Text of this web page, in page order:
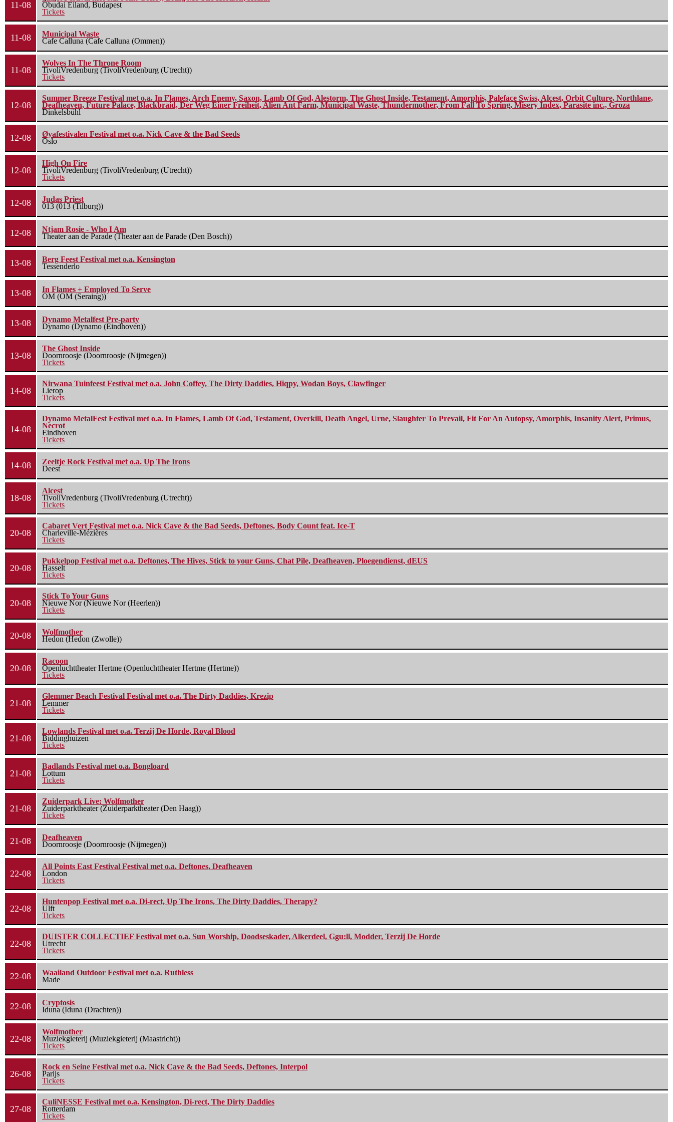
11-08
Óbudai Eiland, Budapest
Tickets
11-08
Municipal Waste
Cafe Calluna (Cafe Calluna (Ommen))
11-08
Wolves In The Throne Room
TivoliVredenburg (TivoliVredenburg (Utrecht))
Tickets
12-08
Summer Breeze Festival met o.a. In Flames, Arch Enemy, Saxon, Lamb Of God, Alestorm, The Ghost Inside, Testament, Amorphis, Paleface Swiss, Alcest, Orbit Culture, Northlane,
Deafheaven, Future Palace, Blackbraid, Der Weg Einer Freiheit, Alien Ant Farm, Municipal Waste, Thundermother, From Fall To Spring, Misery Index, Parasite inc., Groza
Dinkelsbühl
12-08
Øyafestivalen Festival met o.a. Nick Cave & the Bad Seeds
Oslo
12-08
High On Fire
TivoliVredenburg (TivoliVredenburg (Utrecht))
Tickets
12-08
Judas Priest
013 (013 (Tilburg))
12-08
Ntjam Rosie - Who I Am
Theater aan de Parade (Theater aan de Parade (Den Bosch))
13-08
Berg Feest Festival met o.a. Kensington
Tessenderlo
13-08
In Flames + Employed To Serve
OM (OM (Seraing))
13-08
Dynamo Metalfest Pre-party
Dynamo (Dynamo (Eindhoven))
13-08
The Ghost Inside
Doornroosje (Doornroosje (Nijmegen))
Tickets
14-08
Nirwana Tuinfeest Festival met o.a. John Coffey, The Dirty Daddies, Hiqpy, Wodan Boys, Clawfinger
Lierop
Tickets
14-08
Dynamo MetalFest Festival met o.a. In Flames, Lamb Of God, Testament, Overkill, Death Angel, Urne, Slaughter To Prevail, Fit For An Autopsy, Amorphis, Insanity Alert, Primus,
Necrot
Eindhoven
Tickets
14-08
Zeeltje Rock Festival met o.a. Up The Irons
Deest
18-08
Alcest
TivoliVredenburg (TivoliVredenburg (Utrecht))
Tickets
20-08
Cabaret Vert Festival met o.a. Nick Cave & the Bad Seeds, Deftones, Body Count feat. Ice-T
Charleville-Mézières
Tickets
20-08
Pukkelpop Festival met o.a. Deftones, The Hives, Stick to your Guns, Chat Pile, Deafheaven, Ploegendienst, dEUS
Hasselt
Tickets
20-08
Stick To Your Guns
Nieuwe Nor (Nieuwe Nor (Heerlen))
Tickets
20-08
Wolfmother
Hedon (Hedon (Zwolle))
20-08
Racoon
Openluchttheater Hertme (Openluchttheater Hertme (Hertme))
Tickets
21-08
Glemmer Beach Festival Festival met o.a. The Dirty Daddies, Krezip
Lemmer
Tickets
21-08
Lowlands Festival met o.a. Terzij De Horde, Royal Blood
Biddinghuizen
Tickets
21-08
Badlands Festival met o.a. Bongloard
Lottum
Tickets
21-08
Zuiderpark Live: Wolfmother
Zuiderparktheater (Zuiderparktheater (Den Haag))
Tickets
21-08
Deafheaven
Doornroosje (Doornroosje (Nijmegen))
22-08
All Points East Festival Festival met o.a. Deftones, Deafheaven
London
Tickets
22-08
Huntenpop Festival met o.a. Di-rect, Up The Irons, The Dirty Daddies, Therapy?
Ulft
Tickets
22-08
DUISTER COLLECTIEF Festival met o.a. Sun Worship, Doodseskader, Alkerdeel, Ggu:ll, Modder, Terzij De Horde
Utrecht
Tickets
22-08
Waailand Outdoor Festival met o.a. Ruthless
Made
22-08
Cryptosis
Iduna (Iduna (Drachten))
22-08
Wolfmother
Muziekgieterij (Muziekgieterij (Maastricht))
Tickets
26-08
Rock en Seine Festival met o.a. Nick Cave & the Bad Seeds, Deftones, Interpol
Parijs
Tickets
27-08
CuliNESSE Festival met o.a. Kensington, Di-rect, The Dirty Daddies
Rotterdam
Tickets